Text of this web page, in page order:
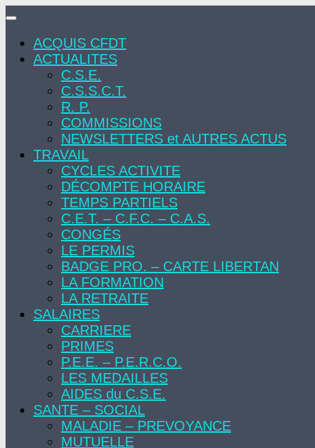
Skip
contentACQUIS CFDT
ACTUALITES
C.S.E.
C.S.S.C.T.
R. P.
COMMISSIONS
NEWSLETTERS et AUTRES ACTUS
TRAVAIL
CYCLES ACTIVITE
DÉCOMPTE HORAIRE
TEMPS PARTIELS
C.E.T. – C.F.C. – C.A.S.
CONGÉS
LE PERMIS
BADGE PRO. – CARTE LIBERTAN
LA FORMATION
LA RETRAITE
SALAIRES
CARRIERE
PRIMES
P.E.E. – P.E.R.C.O.
LES MEDAILLES
AIDES du C.S.E.
SANTE – SOCIAL
MALADIE – PREVOYANCE
MUTUELLE